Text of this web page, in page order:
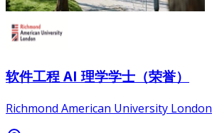
软件工程 AI 理学学士（荣誉）
Richmond American University London